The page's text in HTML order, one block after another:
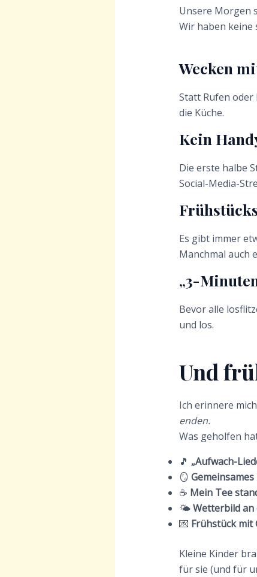
Unsere Morgen
Wir haben keine
Wecken
Statt Rufen oder
die Küche.
Kein
Die erste halbe
Social-Media-
Es gibt immer
Manchmal auch
„3-
Bevor alle
und los.
Und
Ich erinnere
enden.
Was geholfen
🎵 „Aufwach-
🪞
☕ Mein Tee
🌤️Wetterbild an
💌 Frühstück mit
Kleine Kinder
für sie (und für